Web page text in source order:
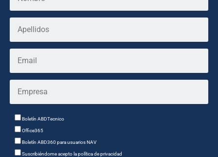
Boletín ABDTecnico
Office365
Boletín ABD360 para usuarios NAV
Suscribiéndome acepto la política de privacidad